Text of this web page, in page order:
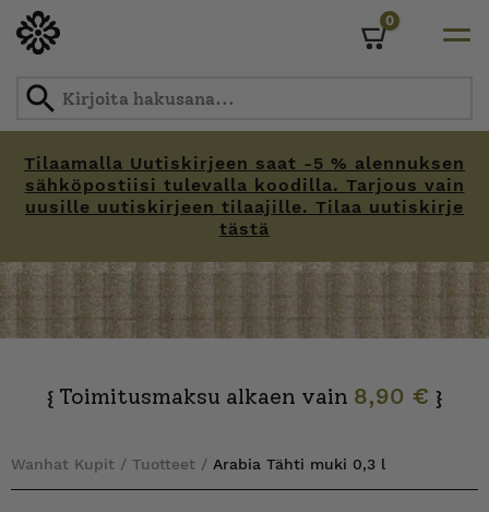
Tilaamalla Uutiskirjeen saat -5 % alennuksen
sähköpostiisi tulevalla koodilla. Tarjous vain
uusille uutiskirjeen tilaajille. Tilaa uutiskirje
tästä
0
{ Toimitusmaksu alkaen vain 8,90 € }
Wanhat Kupit / Tuotteet / Arabia Tähti muki 0,3 l